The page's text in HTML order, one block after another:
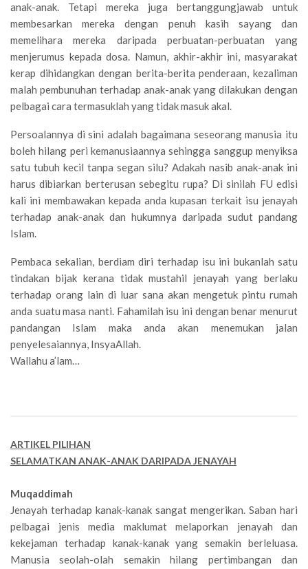
anak-anak. Tetapi mereka juga bertanggungjawab untuk
membesarkan mereka dengan penuh kasih sayang dan
memelihara mereka daripada perbuatan-perbuatan yang
menjerumus kepada dosa. Namun, akhir-akhir ini, masyarakat
kerap dihidangkan dengan berita-berita penderaan, kezaliman
malah pembunuhan terhadap anak-anak yang dilakukan dengan
pelbagai cara termasuklah yang tidak masuk akal.
Persoalannya di sini adalah bagaimana seseorang manusia itu
boleh hilang peri kemanusiaannya sehingga sanggup menyiksa
satu tubuh kecil tanpa segan silu? Adakah nasib anak-anak ini
harus dibiarkan berterusan sebegitu rupa? Di sinilah FU edisi
kali ini membawakan kepada anda kupasan terkait isu jenayah
terhadap anak-anak dan hukumnya daripada sudut pandang
Islam.
Pembaca sekalian, berdiam diri terhadap isu ini bukanlah satu
tindakan bijak kerana tidak mustahil jenayah yang berlaku
terhadap orang lain di luar sana akan mengetuk pintu rumah
anda suatu masa nanti. Fahamilah isu ini dengan benar menurut
pandangan Islam maka anda akan menemukan jalan
penyelesaiannya, InsyaAllah.
Wallahu a’lam…
ARTIKEL PILIHAN
SELAMATKAN ANAK-ANAK DARIPADA JENAYAH
Muqaddimah
Jenayah terhadap kanak-kanak sangat mengerikan. Saban hari
pelbagai jenis media maklumat melaporkan jenayah dan
kekejaman terhadap kanak-kanak yang semakin berleluasa.
Manusia seolah-olah semakin hilang pertimbangan dan